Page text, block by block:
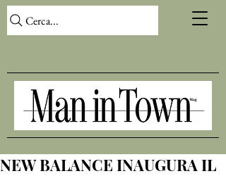
Cerca...
NEW BALANCE INAUGURA IL